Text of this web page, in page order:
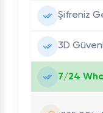
Şifreniz
3D
7/24